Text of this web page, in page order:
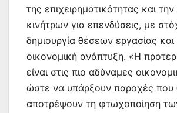
της επιχειρηματικότητας και
κινήτρων για επενδύσεις, με
δημιουργία θέσεων εργασίας και
οικονομική ανάπτυξη. «Η
είναι στις πιο αδύναμες
ώστε να υπάρξουν παροχές που
αποτρέψουν τη φτωχοποίηση